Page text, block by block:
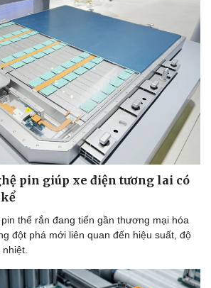
pin giúp xe điện tương lai có
thể rắn đang tiến gần thương mại hóa
đột phá mới liên quan đến hiệu suất, độ